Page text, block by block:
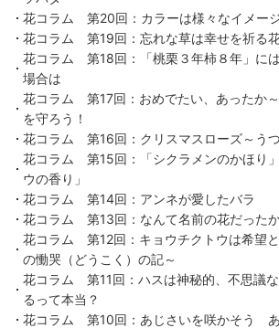
花コラム 第20回：カラーは様々なイメー
花コラム 第19回：忘れな草は幸せを祈る
花コラム 第18回：「桃栗３年柿８年」に
場合は
花コラム 第17回：おめでたい、あったか
を守ろう！
花コラム 第16回：クリスマスローズ～う
花コラム 第15回：「シクラメンのかほり
ウの香り」
花コラム 第14回：アンネが愛したバラ
花コラム 第13回：なんて名前の花だった
花コラム 第12回：キョウチクトウは希望
の慟哭（どうこく）の記～
花コラム 第11回：ハスは神秘的、不思議
るって本当？
花コラム 第10回：あじさいを咲かそう あ